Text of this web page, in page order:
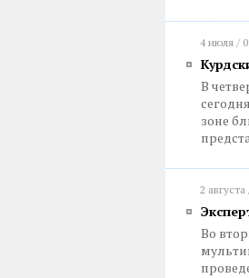
4 июля /
В
зоне
2
Во